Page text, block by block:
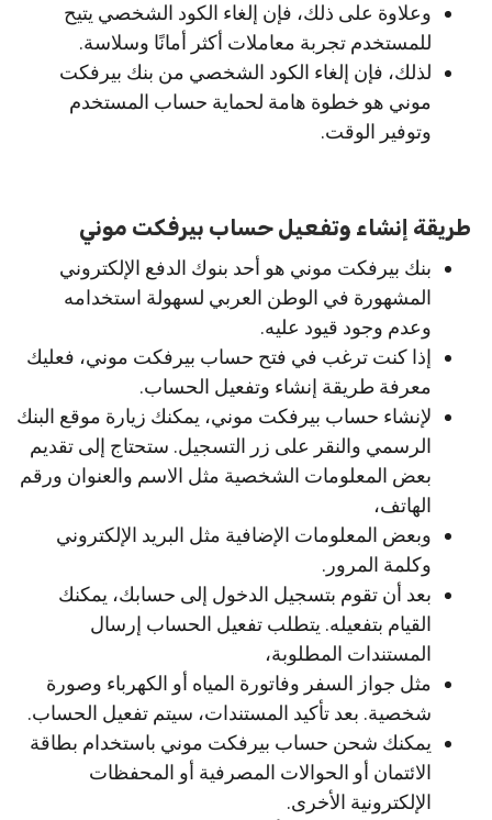
وعلاوة على ذلك، فإن إلغاء الكود الشخصي يتيح
للمستخدم تجربة معاملات أكثر أمانًا وسلاسة.
لذلك، فإن إلغاء الكود الشخصي من بنك بيرفكت
موني هو خطوة هامة لحماية حساب المستخدم
وتوفير الوقت.
طريقة إنشاء وتفعيل حساب بيرفكت موني
بنك بيرفكت موني هو أحد بنوك الدفع الإلكتروني
المشهورة في الوطن العربي لسهولة استخدامه
وعدم وجود قيود عليه.
إذا كنت ترغب في فتح حساب بيرفكت موني، فعليك
معرفة طريقة إنشاء وتفعيل الحساب.
لإنشاء حساب بيرفكت موني، يمكنك زيارة موقع البنك
الرسمي والنقر على زر التسجيل. ستحتاج إلى تقديم
بعض المعلومات الشخصية مثل الاسم والعنوان ورقم
الهاتف،
وبعض المعلومات الإضافية مثل البريد الإلكتروني
وكلمة المرور.
بعد أن تقوم بتسجيل الدخول إلى حسابك، يمكنك
القيام بتفعيله. يتطلب تفعيل الحساب إرسال
المستندات المطلوبة،
مثل جواز السفر وفاتورة المياه أو الكهرباء وصورة
شخصية. بعد تأكيد المستندات، سيتم تفعيل الحساب.
يمكنك شحن حساب بيرفكت موني باستخدام بطاقة
الائتمان أو الحوالات المصرفية أو المحفظات
الإلكترونية الأخرى.